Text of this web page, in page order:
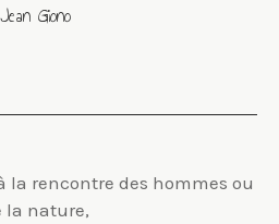
Jean Giono
la rencontre des hommes ou
la nature,